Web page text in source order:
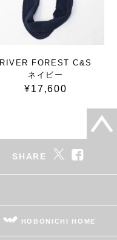
RIVER FOREST C&S
ネイビー
¥17,600
SHARE
HOBONICHI HOME